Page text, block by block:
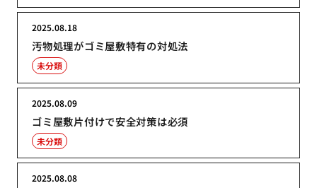
汚物処理がゴミ屋敷特有の対処法
2025.08.18
未分類
ゴミ屋敷片付けで安全対策は必須
2025.08.09
未分類
2025.08.08